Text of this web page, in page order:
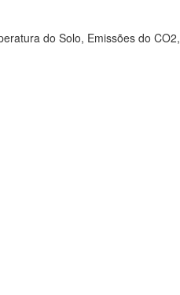
do Solo, Emissões do CO2,